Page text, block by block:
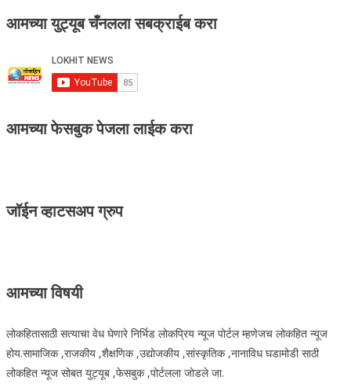
आमच्या युट्यूब चँनलला सबक्राईब करा
आमच्या फेसबुक पेजला लाईक करा
जॉईन व्हाटसअप ग्रुप
आमच्या विषयी
लोकहितासाठी सत्याचा वेध घेणारे निर्भिड लोकप्रिय न्यूज पोर्टल म्हणेजच लोकहित न्यूज
होय.सामाजिक ,राजकीय ,शैक्षणिक ,उद्योजकीय ,सांस्कृतिक ,नानाविध घडामोडी साठी
लोकहित न्यूज सोबत युट्यूब ,फेसबुक ,पोर्टलला जोडले जा.